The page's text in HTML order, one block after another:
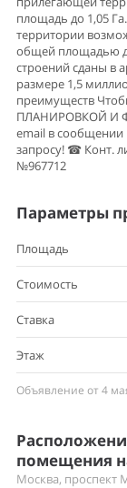
площадь до 1,05
территории
общей площадью
строений сданы в
размере 1,5
преимуществ
ПЛАНИРОВКОЙ И
email в сообщении
запросу! ☎ Конт.
№967712
Параметры
Площадь
Стоимость
Ставка
Этаж
Объявление от 4
помещения
Москва, проспект